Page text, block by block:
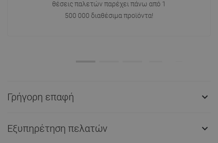
θέσεις παλετών παρέχει πάνω από 1
500 000 διαθέσιμα προϊόντα!
Γρήγορη επαφή 
Εξυπηρέτηση πελατών 